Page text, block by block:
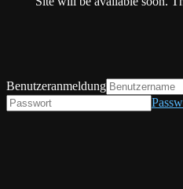
Benutzeranmeldung